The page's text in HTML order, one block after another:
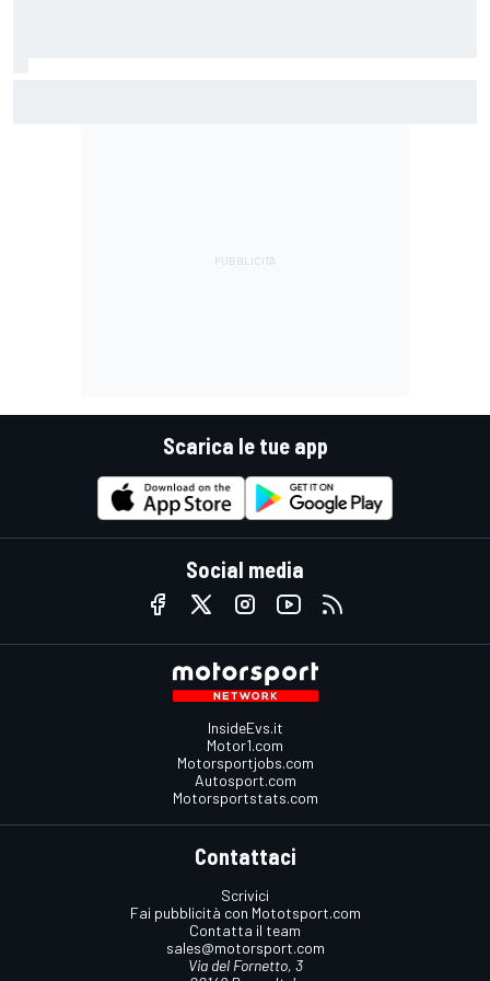
Scarica le tue app
Social media
InsideEvs.it
Motor1.com
Motorsportjobs.com
Autosport.com
Motorsportstats.com
Contattaci
Scrivici
Fai pubblicità con Mototsport.com
Contatta il team
sales@motorsport.com
Via del Fornetto, 3